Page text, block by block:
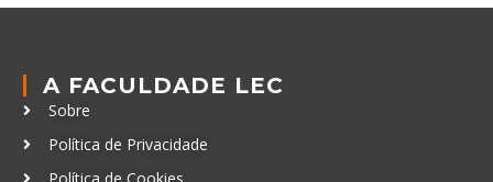
A FACULDADE LEC
Sobre
Política de Privacidade